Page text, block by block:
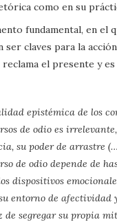
como en su
fundamental, en el
ser claves para la
el presente y
epistémica de los
de odio es
su poder de arrastre
de odio depende de
dispositivos
entorno de afectividad
de segregar su propia